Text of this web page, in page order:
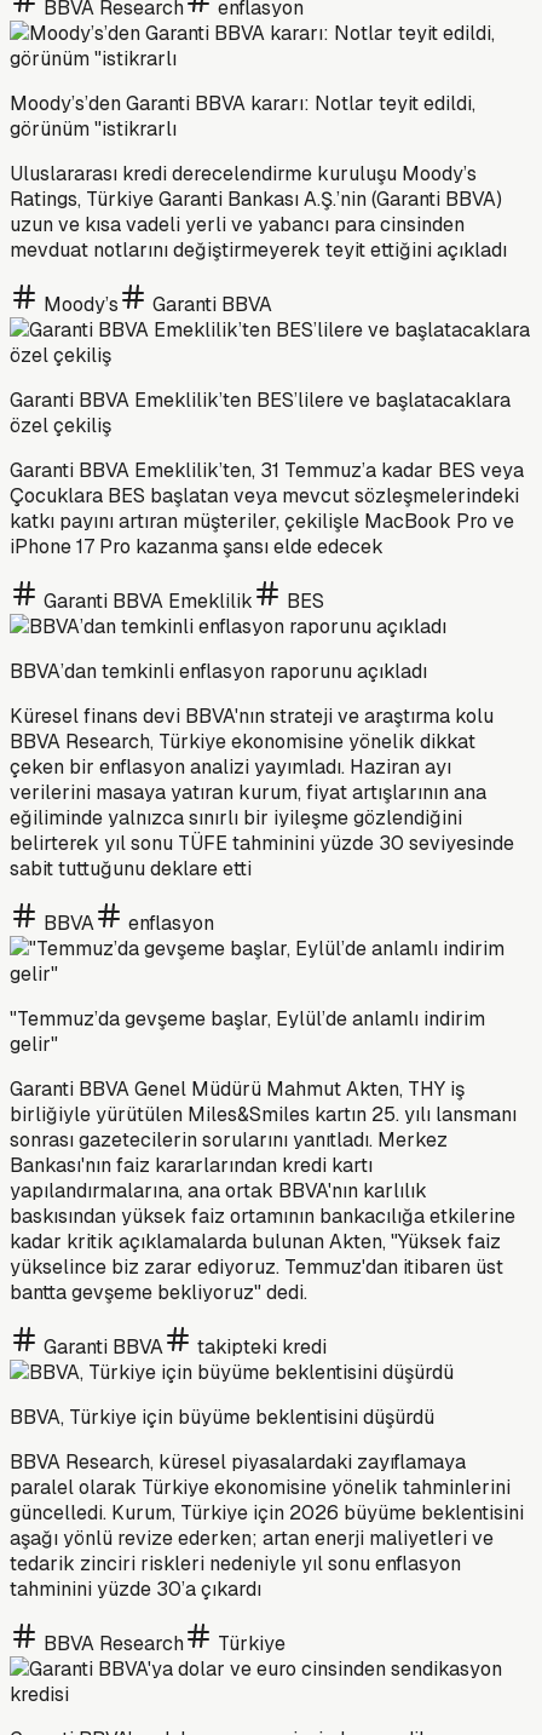
BBVA Research enflasyon
Moody’s’den Garanti BBVA kararı: Notlar teyit edildi,
görünüm "istikrarlı
Uluslararası kredi derecelendirme kuruluşu Moody’s
Ratings, Türkiye Garanti Bankası A.Ş.’nin (Garanti BBVA)
uzun ve kısa vadeli yerli ve yabancı para cinsinden
mevduat notlarını değiştirmeyerek teyit ettiğini açıkladı
Moody’s Garanti BBVA
Garanti BBVA Emeklilik’ten BES’lilere ve başlatacaklara
özel çekiliş
Garanti BBVA Emeklilik’ten, 31 Temmuz’a kadar BES veya
Çocuklara BES başlatan veya mevcut sözleşmelerindeki
katkı payını artıran müşteriler, çekilişle MacBook Pro ve
iPhone 17 Pro kazanma şansı elde edecek
Garanti BBVA Emeklilik BES
BBVA’dan temkinli enflasyon raporunu açıkladı
Küresel finans devi BBVA'nın strateji ve araştırma kolu
BBVA Research, Türkiye ekonomisine yönelik dikkat
çeken bir enflasyon analizi yayımladı. Haziran ayı
verilerini masaya yatıran kurum, fiyat artışlarının ana
eğiliminde yalnızca sınırlı bir iyileşme gözlendiğini
belirterek yıl sonu TÜFE tahminini yüzde 30 seviyesinde
sabit tuttuğunu deklare etti
BBVA enflasyon
"Temmuz’da gevşeme başlar, Eylül’de anlamlı indirim
gelir"
Garanti BBVA Genel Müdürü Mahmut Akten, THY iş
birliğiyle yürütülen Miles&Smiles kartın 25. yılı lansmanı
sonrası gazetecilerin sorularını yanıtladı. Merkez
Bankası'nın faiz kararlarından kredi kartı
yapılandırmalarına, ana ortak BBVA'nın karlılık
baskısından yüksek faiz ortamının bankacılığa etkilerine
kadar kritik açıklamalarda bulunan Akten, "Yüksek faiz
yükselince biz zarar ediyoruz. Temmuz'dan itibaren üst
bantta gevşeme bekliyoruz" dedi.
Garanti BBVA takipteki kredi
BBVA, Türkiye için büyüme beklentisini düşürdü
BBVA Research, küresel piyasalardaki zayıflamaya
paralel olarak Türkiye ekonomisine yönelik tahminlerini
güncelledi. Kurum, Türkiye için 2026 büyüme beklentisini
aşağı yönlü revize ederken; artan enerji maliyetleri ve
tedarik zinciri riskleri nedeniyle yıl sonu enflasyon
tahminini yüzde 30’a çıkardı
BBVA Research Türkiye